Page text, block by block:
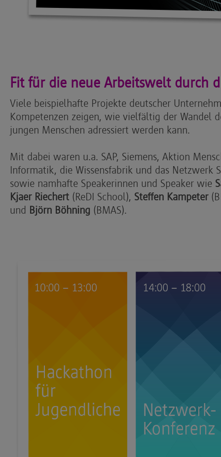
Fit für die neue Arbeitswelt durch
Viele beispielhafte Projekte deutscher
Kompetenzen zeigen, wie vielfältig der Wandel
jungen Menschen adressiert werden kann.
Mit dabei waren u.a. SAP, Siemens, Aktion
Informatik, die Wissensfabrik und das Netzwerk
sowie namhafte Speakerinnen und Speaker wie
Kjaer Riechert (ReDI School), Steffen Kampeter
und Björn Böhning (BMAS).